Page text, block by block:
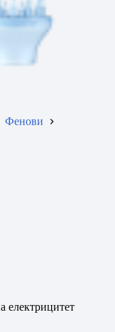
Фенови
електрицитет